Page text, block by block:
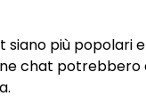
più popolari
chat